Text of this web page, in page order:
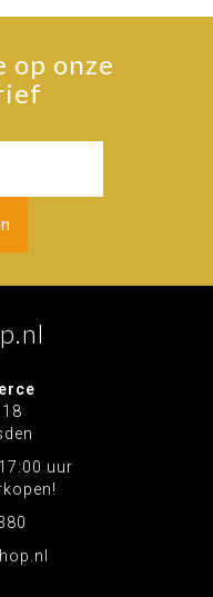
op onze
uur